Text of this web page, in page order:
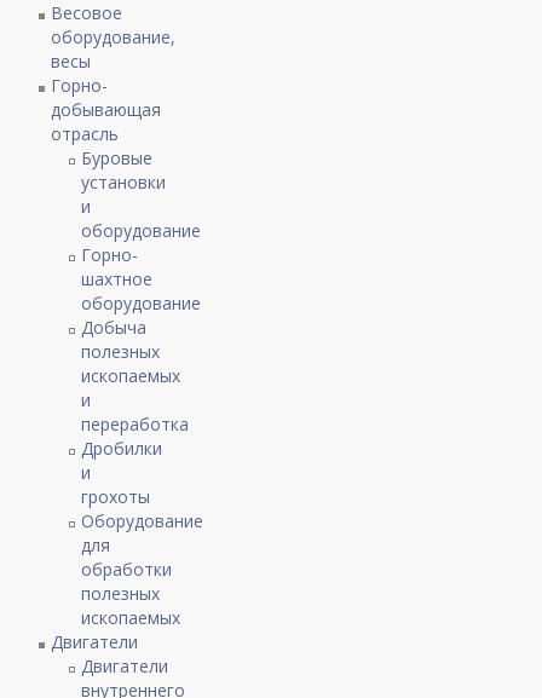
Весовое
оборудование,
весы
Горно-
добывающая
отрасль
Буровые
установки
и
оборудование
Горно-
шахтное
оборудование
Добыча
полезных
ископаемых
и
переработка
Дробилки
и
грохоты
Оборудование
для
обработки
полезных
ископаемых
Двигатели
Двигатели
внутреннего